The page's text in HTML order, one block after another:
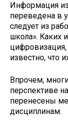
Информация
переведена в
следует из
школа». Каких
цифровизация,
известно, что
Впрочем,
перспективе
перенесены
дисциплинам.